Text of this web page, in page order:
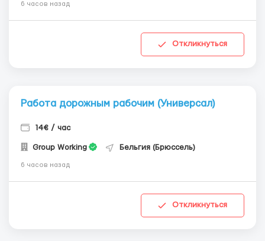
6 часов назад
Откликнуться
Работа дорожным рабочим (Универсал)
14€ / час
Group Working Бельгия (Брюссель)
6 часов назад
Откликнуться